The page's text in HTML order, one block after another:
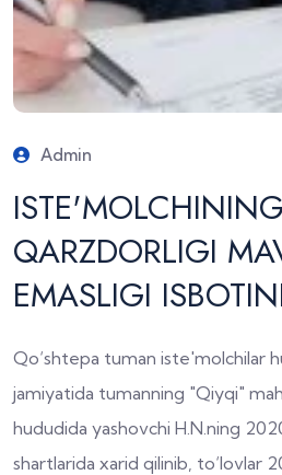
Admin
ISTE'MOLCHINING
QARZDORLIGI
EMASLIGI
Qo‘shtepa tuman iste'molchilar
jamiyatida tumanning "Qiyqi"
hududida yashovchi H.N.ning
shartlarida xarid qilinib, to‘lovlar